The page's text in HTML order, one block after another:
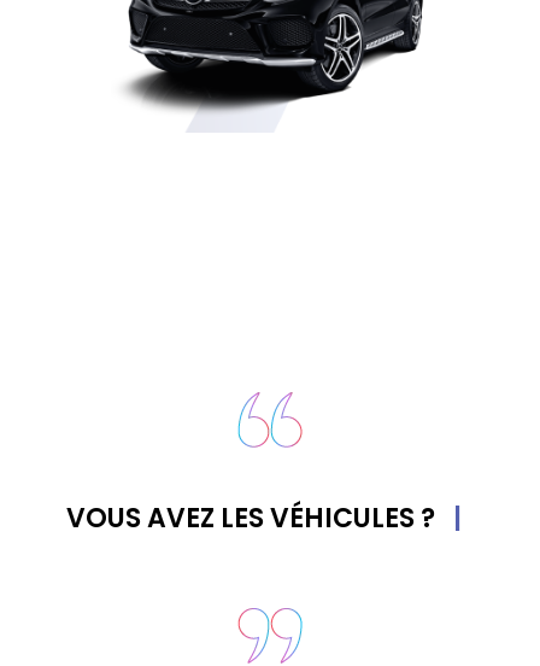
VOUS AVEZ LES VÉHICULES ? |